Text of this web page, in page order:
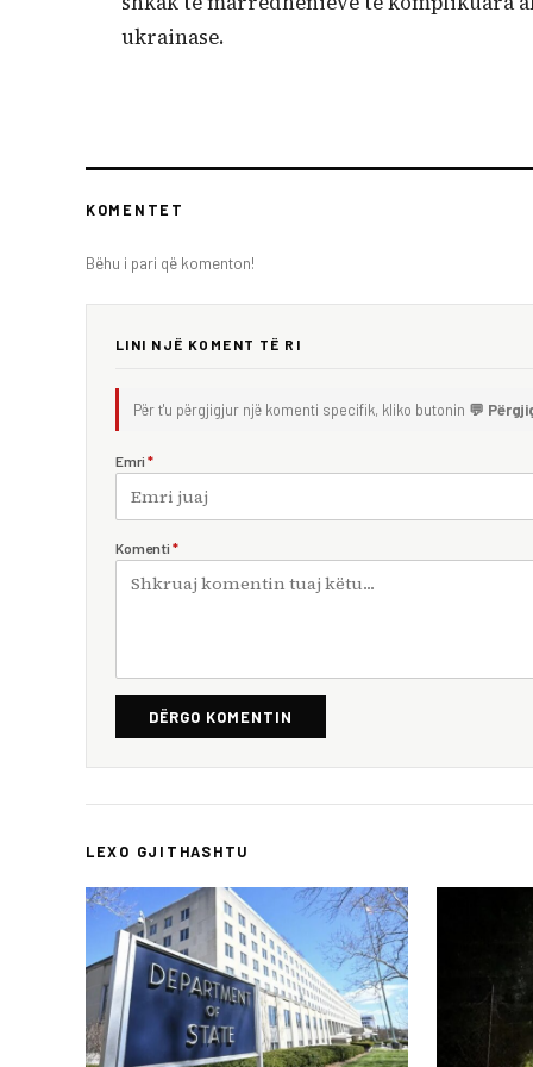
ukrainase.
KOMENTET
Bëhu i pari që komenton!
LINI NJË KOMENT TË RI
Për t'u përgjigjur një komenti specifik, kliko butonin 💬
Emri *
Komenti *
DËRGO KOMENTIN
LEXO GJITHASHTU